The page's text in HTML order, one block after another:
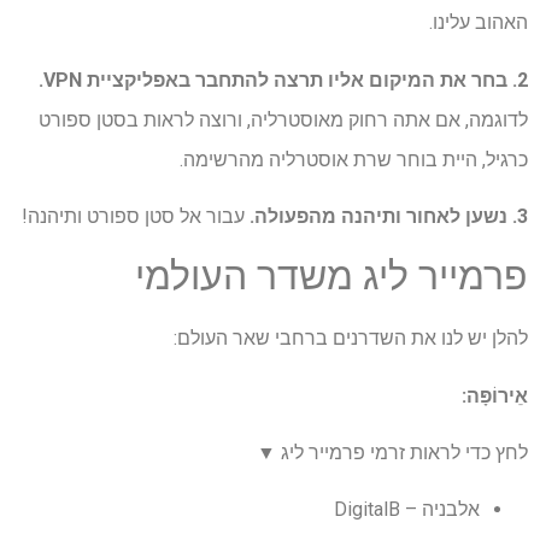
האהוב עלינו.
2. בחר את המיקום אליו תרצה להתחבר באפליקציית VPN.
לדוגמה, אם אתה רחוק מאוסטרליה, ורוצה לראות בסטן ספורט
כרגיל, היית בוחר שרת אוסטרליה מהרשימה.
3. נשען לאחור ותיהנה מהפעולה. עבור אל סטן ספורט ותיהנה!
פרמייר ליג משדר העולמי
להלן יש לנו את השדרנים ברחבי שאר העולם:
אֵירוֹפָּה:
לחץ כדי לראות זרמי פרמייר ליג ▼
אלבניה – DigitalB